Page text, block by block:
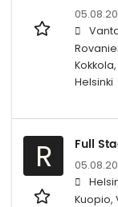
Helsinki
R Full
Kuopio,